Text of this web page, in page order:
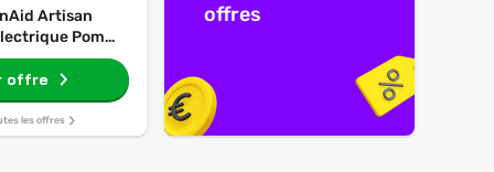
Artisan
Pomme
offre
les offres
offres